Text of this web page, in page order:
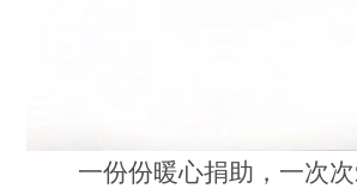
一份份暖心捐助，一次